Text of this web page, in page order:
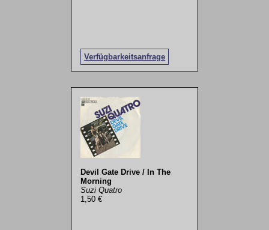
Verfügbarkeitsanfrage
Devil Gate Drive / In The
Morning
Suzi Quatro
1,50 €